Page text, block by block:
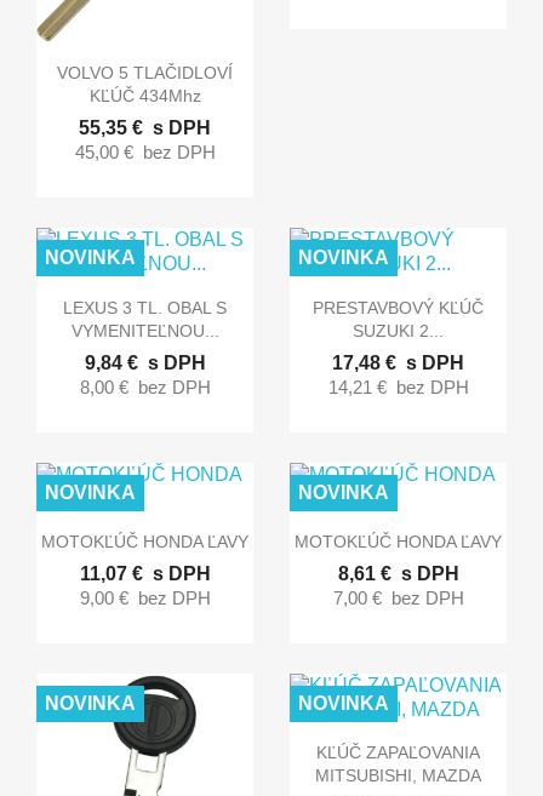
 Rýchly náhľad
VOLVO 5 TLAČIDLOVÍ
KĽÚČ 434Mhz
55,35 € s DPH
45,00 € bez DPH
 Rýchly náhľad
LEXUS 3 TL. OBAL S
VYMENITEĽNOU...
9,84 € s DPH
8,00 € bez DPH
NOVINKA
 Rýchly náhľad
PRESTAVBOVÝ KĽÚČ
SUZUKI 2...
17,48 € s DPH
14,21 € bez DPH
NOVINKA
 Rýchly náhľad
MOTOKĽÚČ HONDA ĽAVY
11,07 € s DPH
9,00 € bez DPH
NOVINKA
 Rýchly náhľad
MOTOKĽÚČ HONDA ĽAVY
8,61 € s DPH
7,00 € bez DPH
NOVINKA
NOVINKA
 Rýchly náhľad
KĽÚČ ZAPAĽOVANIA
MITSUBISHI, MAZDA
NOVINKA